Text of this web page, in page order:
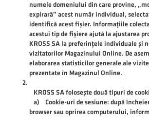
numele domeniului din care provine,
expirară” acest număr individual,
identifică acest fișier. Informațiile
acestui tip de fișiere ajută la ajustarea
KROSS SA la preferințele individuale și
vizitatorilor Magazinului Online. De
elaborarea statisticilor generale ale
prezentate în Magazinul Online.
KROSS SA folosește două tipuri de
a) Cookie-uri de sesiune: după
browser sau oprirea computerului,